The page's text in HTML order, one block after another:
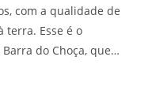
com a qualidade de
terra. Esse é o
do Choça, que…